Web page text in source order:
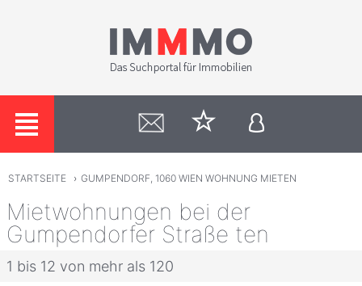
STARTSEITE › GUMPENDORF, 1060 WIEN WOHNUNG MIETEN
Mietwohnungen bei der
Gumpendorfer Straße ten
1 bis 12 von mehr als 120